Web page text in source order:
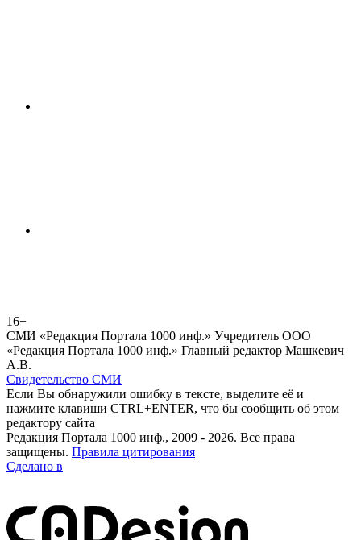
16+
СМИ «Редакция Портала 1000 инф.» Учредитель ООО
«Редакция Портала 1000 инф.» Главный редактор Машкевич
А.В.
Свидетельство СМИ
Если Вы обнаружили ошибку в тексте, выделите её и
нажмите клавиши CTRL+ENTER, что бы сообщить об этом
редактору сайта
Редакция Портала 1000 инф., 2009 - 2026. Все права
защищены. Правила цитирования
Сделано в